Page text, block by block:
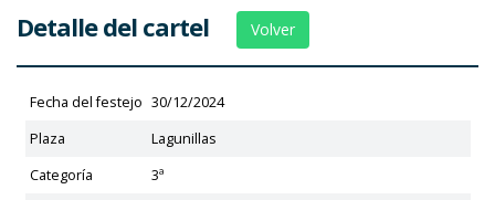
Detalle del cartel Volver
Fecha del festejo 30/12/2024
Plaza
Lagunillas
Categoría
3ª